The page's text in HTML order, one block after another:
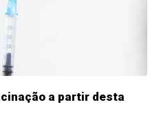
a partir desta